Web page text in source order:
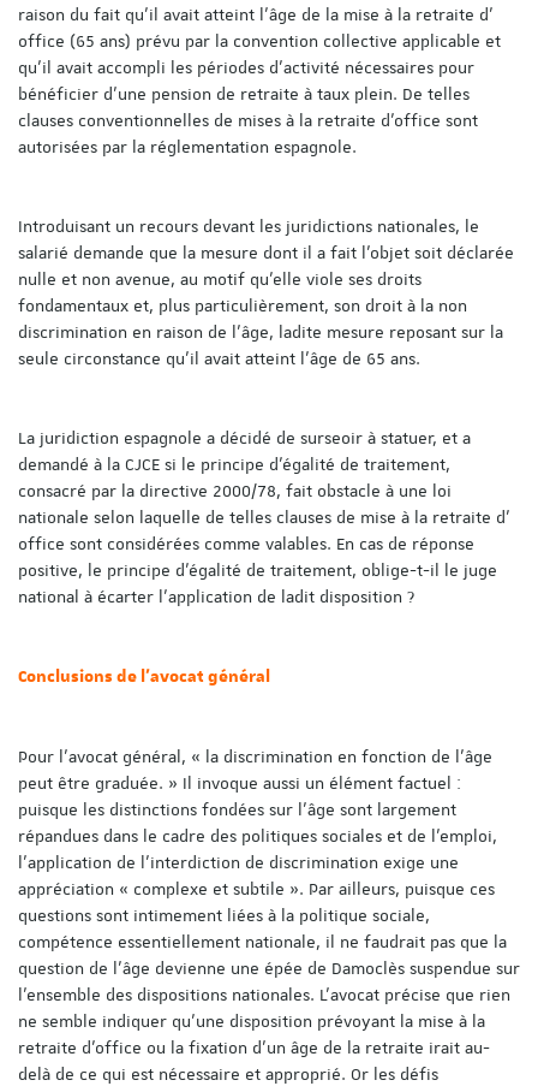
raison du fait qu’il avait atteint l’âge de la mise à la retraite d’
office (65 ans) prévu par la convention collective applicable et
qu’il avait accompli les périodes d’activité nécessaires pour
bénéficier d’une pension de retraite à taux plein. De telles
clauses conventionnelles de mises à la retraite d’office sont
autorisées par la réglementation espagnole.
Introduisant un recours devant les juridictions nationales, le
salarié demande que la mesure dont il a fait l’objet soit déclarée
nulle et non avenue, au motif qu’elle viole ses droits
fondamentaux et, plus particulièrement, son droit à la non
discrimination en raison de l’âge, ladite mesure reposant sur la
seule circonstance qu’il avait atteint l’âge de 65 ans.
La juridiction espagnole a décidé de surseoir à statuer, et a
demandé à la CJCE si le principe d’égalité de traitement,
consacré par la directive 2000/78, fait obstacle à une loi
nationale selon laquelle de telles clauses de mise à la retraite d’
office sont considérées comme valables. En cas de réponse
positive, le principe d’égalité de traitement, oblige-t-il le juge
national à écarter l’application de ladit disposition ?
Conclusions de l'avocat général
Pour l’avocat général, « la discrimination en fonction de l’âge
peut être graduée. » Il invoque aussi un élément factuel :
puisque les distinctions fondées sur l’âge sont largement
répandues dans le cadre des politiques sociales et de l’emploi,
l’application de l’interdiction de discrimination exige une
appréciation « complexe et subtile ». Par ailleurs, puisque ces
questions sont intimement liées à la politique sociale,
compétence essentiellement nationale, il ne faudrait pas que la
question de l’âge devienne une épée de Damoclès suspendue sur
l’ensemble des dispositions nationales. L’avocat précise que rien
ne semble indiquer qu’une disposition prévoyant la mise à la
retraite d’office ou la fixation d’un âge de la retraite irait au-
delà de ce qui est nécessaire et approprié. Or les défis